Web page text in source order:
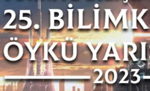
ŞİRKET PANO
SÖYLEŞİ
ÜLKE